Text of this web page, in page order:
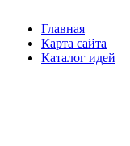
Главная
Карта сайта
Каталог идей